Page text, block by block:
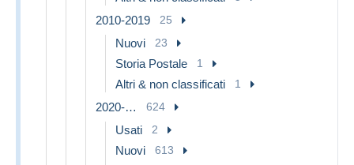
2010-2019 25
Nuovi 23
Storia Postale 1
Altri & non classificati 1
2020-… 624
Usati 2
Nuovi 613